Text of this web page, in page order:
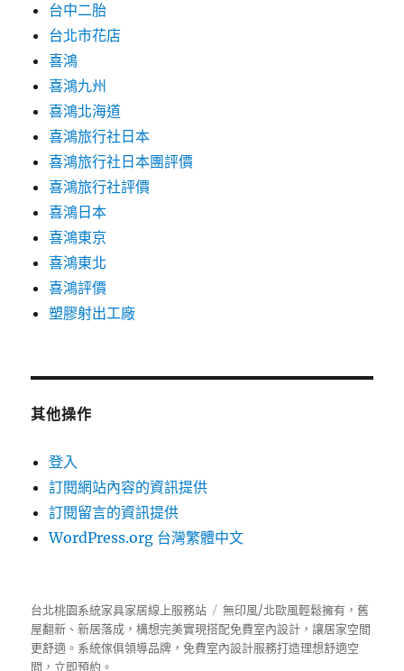
台中二胎
台北市花店
喜鴻
喜鴻九州
喜鴻北海道
喜鴻旅行社日本
喜鴻旅行社日本團評價
喜鴻旅行社評價
喜鴻日本
喜鴻東京
喜鴻東北
喜鴻評價
塑膠射出工廠
其他操作
登入
訂閱網站內容的資訊提供
訂閱留言的資訊提供
WordPress.org 台灣繁體中文
台北桃園系統家具家居線上服務站
無印風/北歐風輕鬆擁有，舊
屋翻新、新居落成，構想完美實現搭配免費室內設計，讓居家空間
更舒適。 系統傢俱領導品牌，免費室內設計服務打造理想舒適空
間，立即預約。